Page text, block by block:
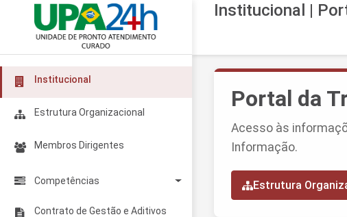
Institucional
Estrutura Organizacional
Membros Dirigentes
Competências
Legislação
Contrato de Gestão e Aditivos
Institucional |
Portal da
Acesso às
Informação.
Estrutura